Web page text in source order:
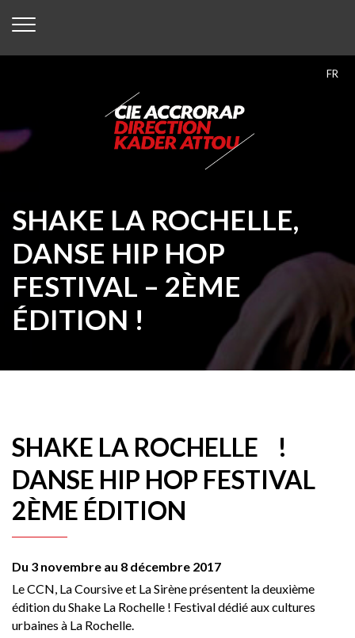
FR
SHAKE LA ROCHELLE,
DANSE HIP HOP
FESTIVAL – 2ÈME
ÉDITION !
SHAKE LA ROCHELLE !
DANSE HIP HOP FESTIVAL
2ÈME ÉDITION
Du 3 novembre au 8 décembre 2017
Le CCN, La Coursive et La Sirène présentent la deuxième
édition du Shake La Rochelle ! Festival dédié aux cultures
urbaines à La Rochelle.